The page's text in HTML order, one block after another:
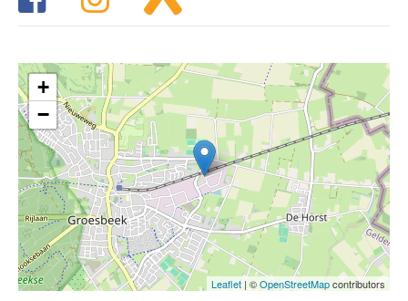
+
−
Leaflet| ©OpenStreetMapcontributors